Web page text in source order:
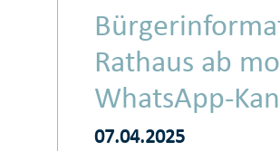
Rathaus ab
WhatsApp-
07.04.2025